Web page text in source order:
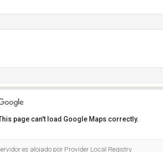
page can't load Google Maps correctly.
es alojado por Provider Local Registry